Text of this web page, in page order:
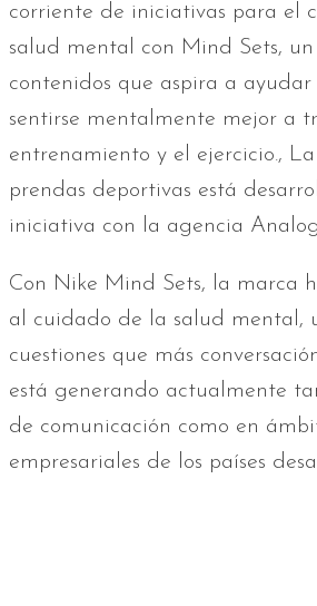
corriente de iniciativas para el
salud mental con Mind Sets,
contenidos que aspira a
sentirse mentalmente mejor a
entrenamiento y el ejercicio.,
prendas deportivas está
iniciativa con la agencia
Con Nike Mind Sets, la marca
al cuidado de la salud mental,
cuestiones que más
está generando actualmente
de comunicación como en
empresariales de los países